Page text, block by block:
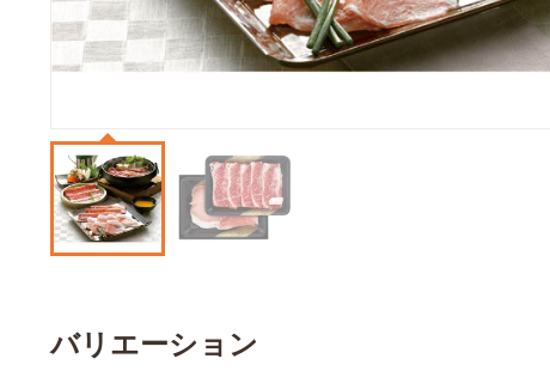
バリエーション